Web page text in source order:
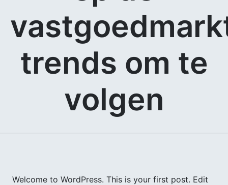
trends om te
volgen
Welcome to WordPress. This is your first post. Edit